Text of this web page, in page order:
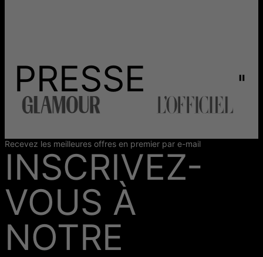
PRESSE
Recevez les meilleures offres en premier par e-mail
INSCRIVEZ-
VOUS À
NOTRE